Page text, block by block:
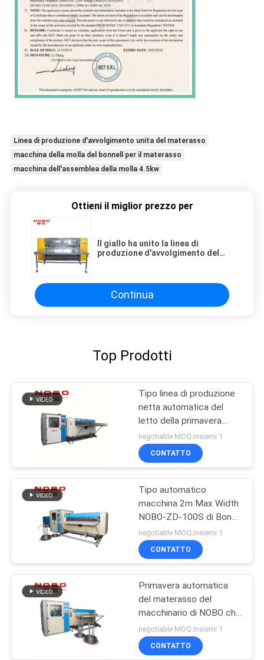
Linea di produzione d'avvolgimento unita del materasso
macchina della molla del bonnell per il materasso
macchina dell'assemblea della molla 4.5kw
Ottieni il miglior prezzo per
Il giallo ha unito la linea di
produzione d'avvolgimento del
Continua
Top Prodotti
Tipo linea di produzione
netta automatica del
letto della primavera
NOBO-ZD-80S 2M Max
Width di Bonell
negotiable MOQ:insiemi 1
CONTATTO
Tipo automatico
macchina 2m Max Width
NOBO-ZD-100S di Bonell
della rete del letto della
primavera
negotiable MOQ:insiemi 1
CONTATTO
Primavera automatica
del materasso del
macchinario di NOBO che
rende a macchina
servomotore NOBO-ZD-
85S
negotiable MOQ:Insiemi 1
CONTATTO